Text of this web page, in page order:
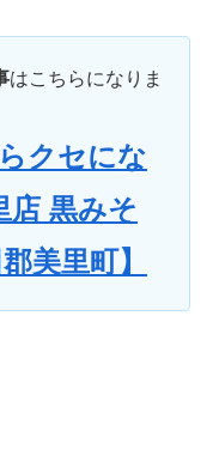
はこちらになりま
クセにな
店 黒みそ
美里町】